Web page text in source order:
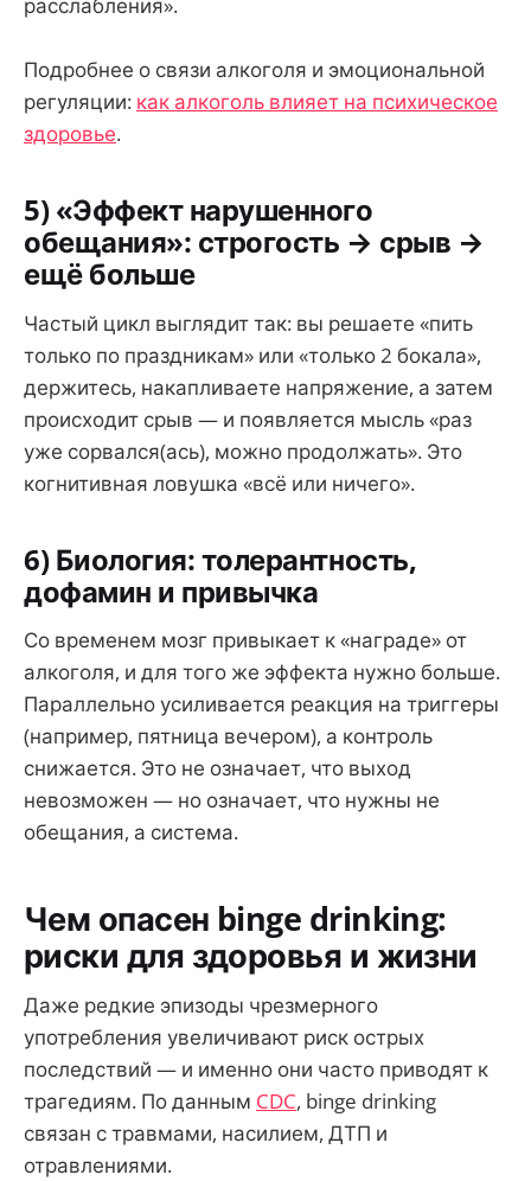
Подробнее о связи алкоголя и эмоциональной
регуляции: как алкоголь влияет на психическое
здоровье.
5) «Эффект нарушенного
обещания»: строгость → срыв →
ещё больше
Частый цикл выглядит так: вы решаете «пить
только по праздникам» или «только 2 бокала»,
держитесь, накапливаете напряжение, а затем
происходит срыв — и появляется мысль «раз
уже сорвался(ась), можно продолжать». Это
когнитивная ловушка «всё или ничего».
6) Биология: толерантность,
дофамин и привычка
Со временем мозг привыкает к «награде» от
алкоголя, и для того же эффекта нужно больше.
Параллельно усиливается реакция на триггеры
(например, пятница вечером), а контроль
снижается. Это не означает, что выход
невозможен — но означает, что нужны не
обещания, а система.
Чем опасен binge drinking:
риски для здоровья и жизни
Даже редкие эпизоды чрезмерного
употребления увеличивают риск острых
последствий — и именно они часто приводят к
трагедиям. По данным CDC, binge drinking
связан с травмами, насилием, ДТП и
отравлениями.